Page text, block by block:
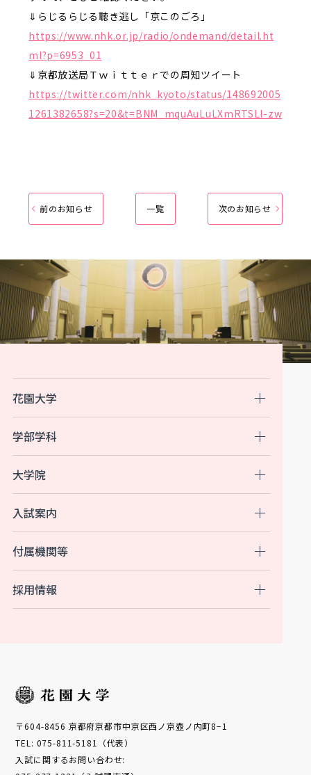
⇓らじるらじる聴き逃し「京このごろ」
https://www.nhk.or.jp/radio/ondemand/detail.ht
ml?p=6953_01
⇓京都放送局Ｔｗｉｔｔｅｒでの周知ツイート
https://twitter.com/nhk_kyoto/status/148692005
1261382658?s=20&t=BNM_mquAuLuLXmRTSLl-zw
前のお知らせ 一覧 次のお知らせ
花園大学
入試案内
付属機関等
学部学科
大学院
採用情報
〒604-8456 京都府京都市中京区西ノ京壺ノ内町8−1
TEL: 075-811-5181（代表）
入試に関するお問い合わせ: